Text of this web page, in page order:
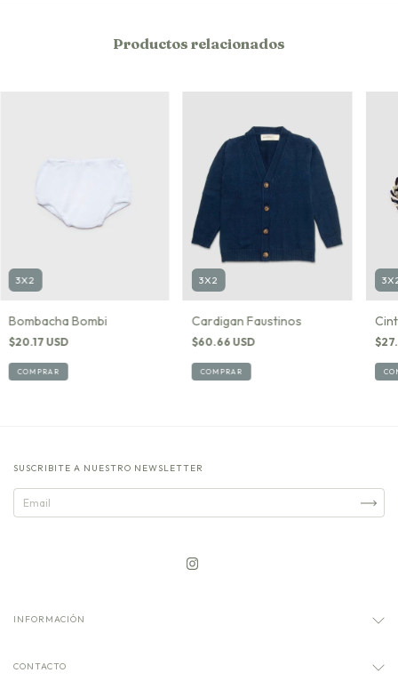
Productos relacionados
3X2
Bombacha Bombi
$20.17 USD
COMPRAR
3X2
Cardigan Faustinos
$60.66 USD
COMPRAR
SUSCRIBITE A NUESTRO NEWSLETTER
INFORMACIÓN
CONTACTO